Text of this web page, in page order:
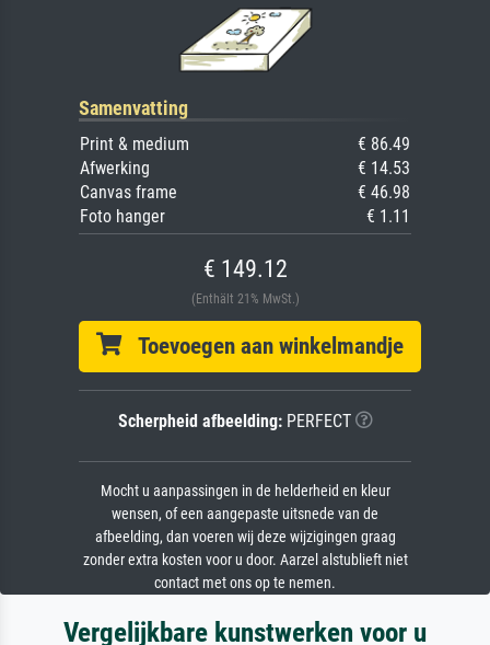
Samenvatting
Print & medium
€ 86.49
Afwerking
€ 14.53
Canvas frame
€ 46.98
Foto hanger
€ 1.11
€ 149.12
(Enthält 21% MwSt.)
Toevoegen aan winkelmandje
Scherpheid afbeelding:PERFECT
Mocht u aanpassingen in de helderheid en kleur
wensen, of een aangepaste uitsnede van de
afbeelding, dan voeren wij deze wijzigingen graag
zonder extra kosten voor u door. Aarzel alstublieft niet
contact met ons op te nemen.
Vergelijkbare kunstwerken voor u